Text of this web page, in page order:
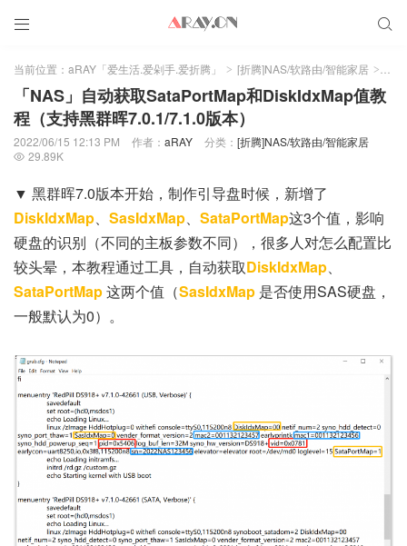
 
当前位置： aRAY「爱生活.爱剁手.爱折腾」 > [折腾]NAS/软路由/智能家居 >
「NAS」自动获取SataPortMap和DiskIdxMap值教
程（支持黑群晖7.0.1/7.1.0版本）
2022/06/15 12:13 PM 作者： aRAY 分类： [折腾]NAS/软路由/智能家居
 29.89K
▼ 黑群晖7.0版本开始，制作引导盘时候，新增了
DiskIdxMap
SasIdxMap SataPortMap这3个值，影响
硬盘的识别（不同的主板参数不同），很多人对怎么配置比
较头晕，本教程通过工具，自动获取DiskIdxMap
SataPortMap这两个值（SasIdxMap 是否使用SAS硬盘，
一般默认为0）。